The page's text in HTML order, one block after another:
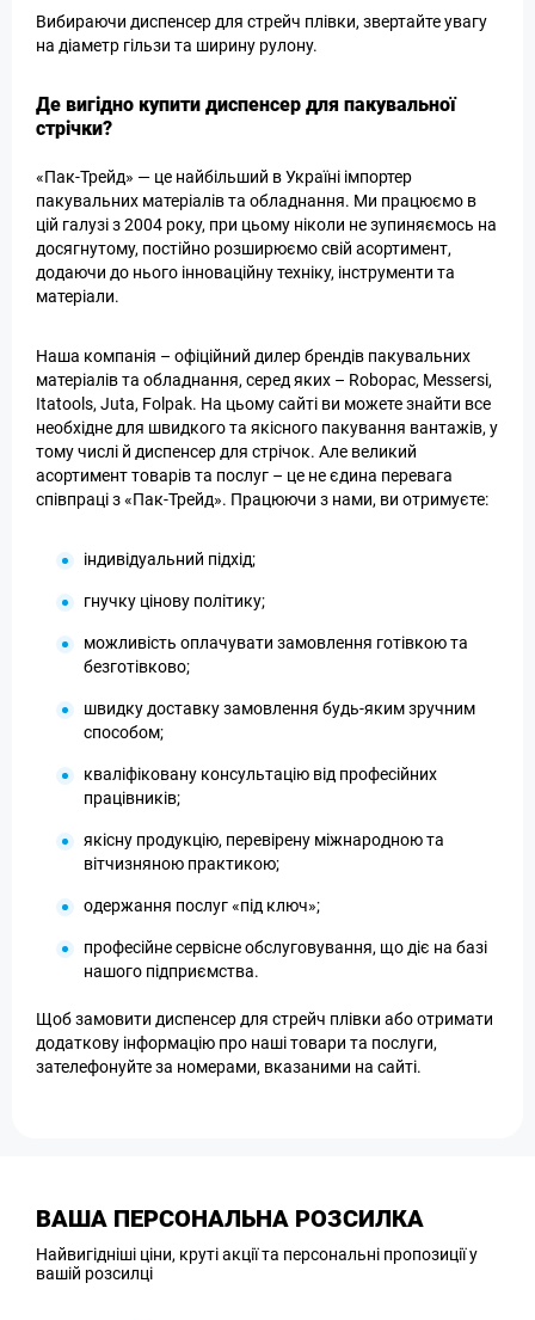
Вибираючи диспенсер для стрейч плівки, звертайте увагу
на діаметр гільзи та ширину рулону.
Де вигідно купити диспенсер для пакувальної
стрічки?
«Пак-Трейд» — це найбільший в Україні імпортер
пакувальних матеріалів та обладнання. Ми працюємо в
цій галузі з 2004 року, при цьому ніколи не зупиняємось на
досягнутому, постійно розширюємо свій асортимент,
додаючи до нього інноваційну техніку, інструменти та
матеріали.
Наша компанія – офіційний дилер брендів пакувальних
матеріалів та обладнання, серед яких – Robopac, Messersi,
Itatools, Juta, Folpak. На цьому сайті ви можете знайти все
необхідне для швидкого та якісного пакування вантажів, у
тому числі й диспенсер для стрічок. Але великий
асортимент товарів та послуг – це не єдина перевага
співпраці з «Пак-Трейд». Працюючи з нами, ви отримуєте:
індивідуальний підхід;
гнучку цінову політику;
можливість оплачувати замовлення готівкою та
безготівково;
швидку доставку замовлення будь-яким зручним
способом;
кваліфіковану консультацію від професійних
працівників;
якісну продукцію, перевірену міжнародною та
вітчизняною практикою;
одержання послуг «під ключ»;
професійне сервісне обслуговування, що діє на базі
нашого підприємства.
Щоб замовити диспенсер для стрейч плівки або отримати
додаткову інформацію про наші товари та послуги,
зателефонуйте за номерами, вказаними на сайті.
ВАША ПЕРСОНАЛЬНА РОЗСИЛКА
Найвигідніші ціни, круті акції та персональні пропозиції у
вашій розсилці